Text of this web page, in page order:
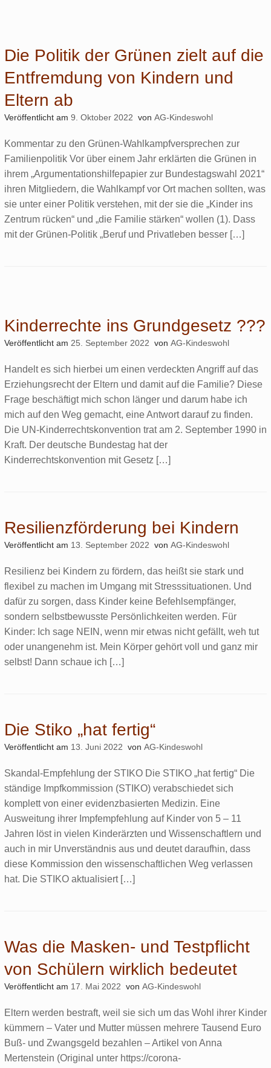
Die Politik der Grünen zielt auf die
Entfremdung von Kindern und
Eltern ab
Veröffentlicht am 9. Oktober 2022 von AG-Kindeswohl
Kommentar zu den Grünen-Wahlkampfversprechen zur
Familienpolitik Vor über einem Jahr erklärten die Grünen in
ihrem „Argumentationshilfepapier zur Bundestagswahl 2021“
ihren Mitgliedern, die Wahlkampf vor Ort machen sollten, was
sie unter einer Politik verstehen, mit der sie die „Kinder ins
Zentrum rücken“ und „die Familie stärken“ wollen (1). Dass
mit der Grünen-Politik „Beruf und Privatleben besser […]
Kinderrechte ins Grundgesetz ???
Veröffentlicht am 25. September 2022 von AG-Kindeswohl
Handelt es sich hierbei um einen verdeckten Angriff auf das
Erziehungsrecht der Eltern und damit auf die Familie? Diese
Frage beschäftigt mich schon länger und darum habe ich
mich auf den Weg gemacht, eine Antwort darauf zu finden.
Die UN-Kinderrechtskonvention trat am 2. September 1990 in
Kraft. Der deutsche Bundestag hat der
Kinderrechtskonvention mit Gesetz […]
Resilienzförderung bei Kindern
Veröffentlicht am 13. September 2022 von AG-Kindeswohl
Resilienz bei Kindern zu fördern, das heißt sie stark und
flexibel zu machen im Umgang mit Stresssituationen. Und
dafür zu sorgen, dass Kinder keine Befehlsempfänger,
sondern selbstbewusste Persönlichkeiten werden. Für
Kinder: Ich sage NEIN, wenn mir etwas nicht gefällt, weh tut
oder unangenehm ist. Mein Körper gehört voll und ganz mir
selbst! Dann schaue ich […]
Die Stiko „hat fertig“
Veröffentlicht am 13. Juni 2022 von AG-Kindeswohl
Skandal-Empfehlung der STIKO Die STIKO „hat fertig“ Die
ständige Impfkommission (STIKO) verabschiedet sich
komplett von einer evidenzbasierten Medizin. Eine
Ausweitung ihrer Impfempfehlung auf Kinder von 5 – 11
Jahren löst in vielen Kinderärzten und Wissenschaftlern und
auch in mir Unverständnis aus und deutet daraufhin, dass
diese Kommission den wissenschaftlichen Weg verlassen
hat. Die STIKO aktualisiert […]
Was die Masken- und Testpflicht
von Schülern wirklich bedeutet
Veröffentlicht am 17. Mai 2022 von AG-Kindeswohl
Eltern werden bestraft, weil sie sich um das Wohl ihrer Kinder
kümmern – Vater und Mutter müssen mehrere Tausend Euro
Buß- und Zwangsgeld bezahlen – Artikel von Anna
Mertenstein (Original unter https://corona-